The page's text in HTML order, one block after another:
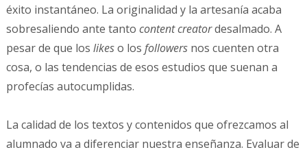
éxito instantáneo. La originalidad y la artesanía acaba
sobresaliendo ante tanto content creatordesalmado. A
pesar de que los likeso los followers nos cuenten otra
cosa, o las tendencias de esos estudios que suenan a
profecías autocumplidas.
La calidad de los textos y contenidos que ofrezcamos al
alumnado va a diferenciar nuestra enseñanza. Evaluar de